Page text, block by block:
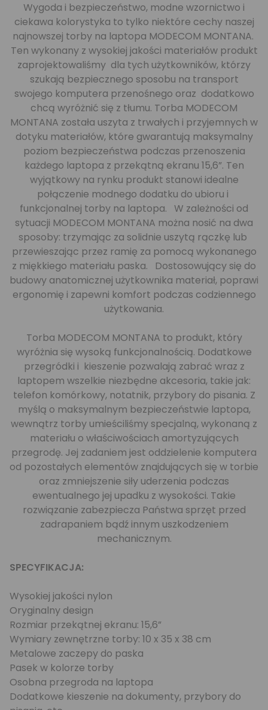
Wygoda i bezpieczeństwo, modne wzornictwo i
ciekawa kolorystyka to tylko niektóre cechy naszej
najnowszej torby na laptopa MODECOM MONTANA.
Ten wykonany z wysokiej jakości materiałów produkt
zaprojektowaliśmy dla tych użytkowników, którzy
szukają bezpiecznego sposobu na transport
swojego komputera przenośnego oraz dodatkowo
chcą wyróżnić się z tłumu. Torba MODECOM
MONTANA została uszyta z trwałych i przyjemnych w
dotyku materiałów, które gwarantują maksymalny
poziom bezpieczeństwa podczas przenoszenia
każdego laptopa z przekątną ekranu 15,6”. Ten
wyjątkowy na rynku produkt stanowi idealne
połączenie modnego dodatku do ubioru i
funkcjonalnej torby na laptopa. W zależności od
sytuacji MODECOM MONTANA można nosić na dwa
sposoby: trzymając za solidnie uszytą rączkę lub
przewieszając przez ramię za pomocą wykonanego
z miękkiego materiału paska. Dostosowujący się do
budowy anatomicznej użytkownika materiał, poprawi
ergonomię i zapewni komfort podczas codziennego
użytkowania.
Torba MODECOM MONTANA to produkt, który
wyróżnia się wysoką funkcjonalnością. Dodatkowe
przegródki i kieszenie pozwalają zabrać wraz z
laptopem wszelkie niezbędne akcesoria, takie jak:
telefon komórkowy, notatnik, przybory do pisania. Z
myślą o maksymalnym bezpieczeństwie laptopa,
wewnątrz torby umieściliśmy specjalną, wykonaną z
materiału o właściwościach amortyzujących
przegrodę. Jej zadaniem jest oddzielenie komputera
od pozostałych elementów znajdujących się w torbie
oraz zmniejszenie siły uderzenia podczas
ewentualnego jej upadku z wysokości. Takie
rozwiązanie zabezpiecza Państwa sprzęt przed
zadrapaniem bądź innym uszkodzeniem
mechanicznym.
SPECYFIKACJA:
Wysokiej jakości nylon
Oryginalny design
Rozmiar przekątnej ekranu: 15,6”
Wymiary zewnętrzne torby: 10 x 35 x 38 cm
Metalowe zaczepy do paska
Pasek w kolorze torby
Osobna przegroda na laptopa
Dodatkowe kieszenie na dokumenty, przybory do